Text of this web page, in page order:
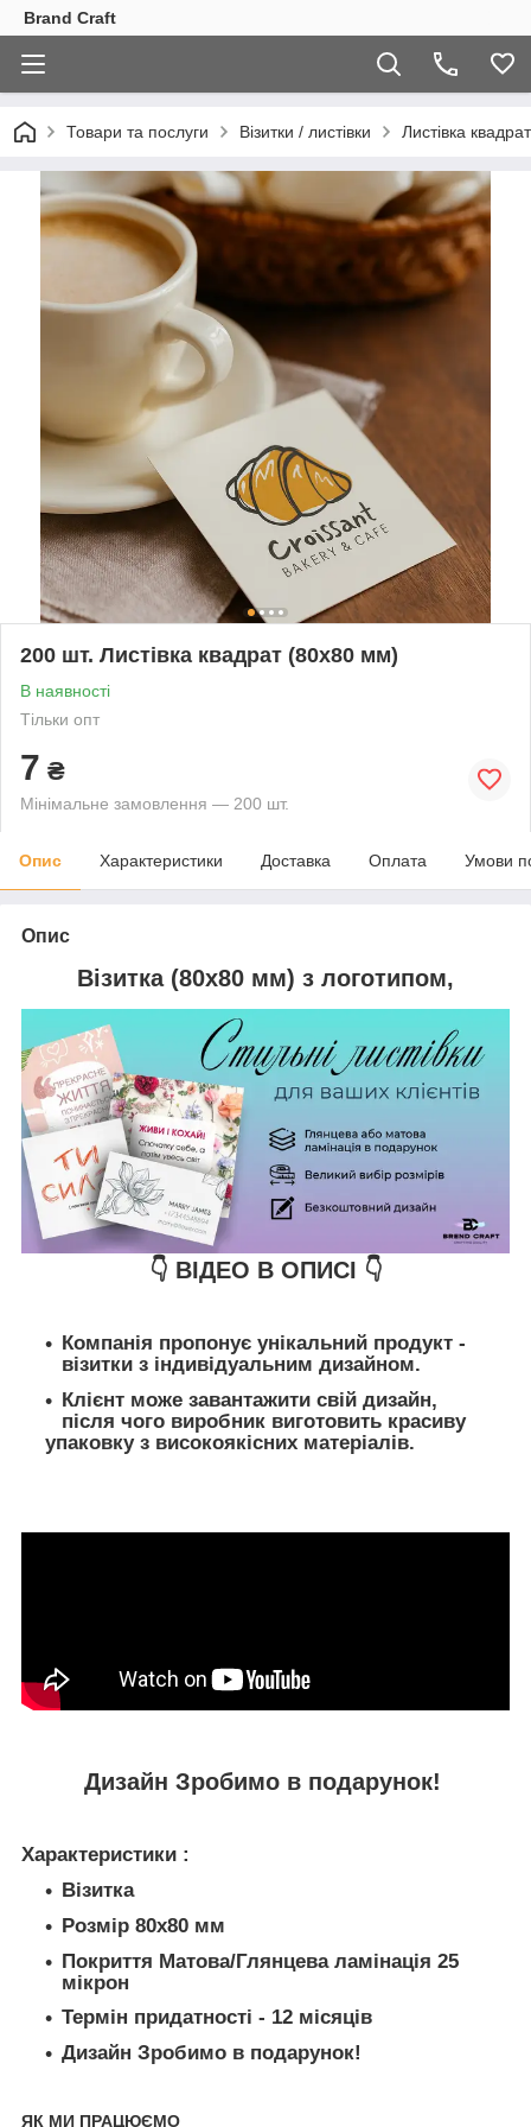
Brand Craft
Товари та послуги Візитки / листівки Листівка
200 шт. Листівка квадрат (80х80 мм)
В наявності
Тільки опт
7 ₴
Мінімальне замовлення — 200 шт.
Опис Характеристики Доставка Оплата Умови
Опис
Візитка (80х80 мм) з логотипом,
👇 ВІДЕО В ОПИСІ 👇
Компанія пропонує унікальний продукт -
візитки з індивідуальним дизайном.
Клієнт може завантажити свій дизайн,
після чого виробник виготовить красиву
упаковку з високоякісних матеріалів.
Дизайн Зробимо в подарунок!
Характеристики :
Візитка
Розмір 80х80 мм
Покриття Матова/Глянцева ламінація 25
мікрон
Термін придатності - 12 місяців
Дизайн Зробимо в подарунок!
ЯК МИ ПРАЦЮЄМО